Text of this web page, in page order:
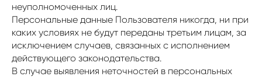
неуполномоченных лиц.
Персональные данные Пользователя никогда, ни при
каких условиях не будут переданы третьим лицам, за
исключением случаев, связанных с исполнением
действующего законодательства.
В случае выявления неточностей в персональных